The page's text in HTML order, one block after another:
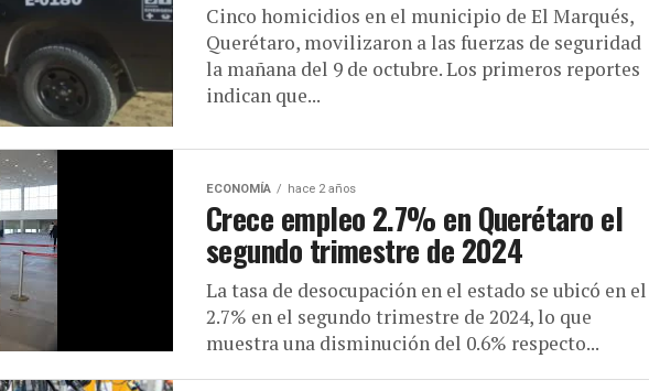
Cinco homicidios en el municipio de El Marqués,
Querétaro, movilizaron a las fuerzas de seguridad
la mañana del 9 de octubre. Los primeros reportes
indican que...
ECONOMÍA hace 2 años
Crece empleo 2.7% en Querétaro el
segundo trimestre de 2024
La tasa de desocupación en el estado se ubicó en el
2.7% en el segundo trimestre de 2024, lo que
muestra una disminución del 0.6% respecto...